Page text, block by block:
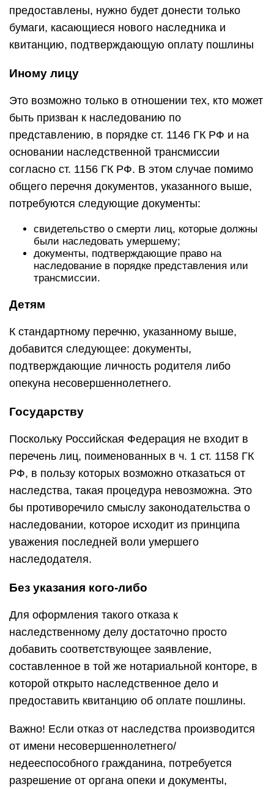
предоставлены, нужно будет донести только
бумаги, касающиеся нового наследника и
квитанцию, подтверждающую оплату пошлины
Иному лицу
Это возможно только в отношении тех, кто может
быть призван к наследованию по
представлению, в порядке ст. 1146 ГК РФ и на
основании наследственной трансмиссии
согласно ст. 1156 ГК РФ. В этом случае помимо
общего перечня документов, указанного выше,
потребуются следующие документы:
свидетельство о смерти лиц, которые должны
были наследовать умершему;
документы, подтверждающие право на
наследование в порядке представления или
трансмиссии.
Детям
К стандартному перечню, указанному выше,
добавится следующее: документы,
подтверждающие личность родителя либо
опекуна несовершеннолетнего.
Государству
Поскольку Российская Федерация не входит в
перечень лиц, поименованных в ч. 1 ст. 1158 ГК
РФ, в пользу которых возможно отказаться от
наследства, такая процедура невозможна. Это
бы противоречило смыслу законодательства о
наследовании, которое исходит из принципа
уважения последней воли умершего
наследодателя.
Без указания кого-либо
Для оформления такого отказа к
наследственному делу достаточно просто
добавить соответствующее заявление,
составленное в той же нотариальной конторе, в
которой открыто наследственное дело и
предоставить квитанцию об оплате пошлины.
Важно! Если отказ от наследства производится
от имени несовершеннолетнего/
недееспособного гражданина, потребуется
разрешение от органа опеки и документы,